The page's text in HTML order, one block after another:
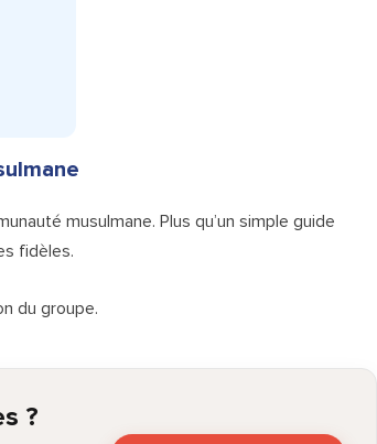
musulmane. Plus qu’un simple guide
fidèles.
du groupe.
?